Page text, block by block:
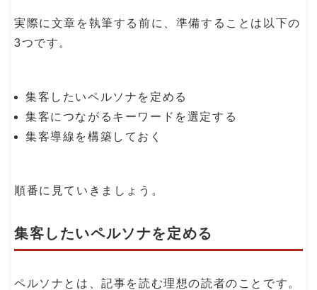
実際に文章を執筆する前に、準備することは以下の
3つです。
集客したいペルソナを定める
集客につながるキーワードを選定する
集客導線を構築しておく
順番に見ていきましょう。
集客したいペルソナを定める
ペルソナとは、記事を読む理想の読者のことです。